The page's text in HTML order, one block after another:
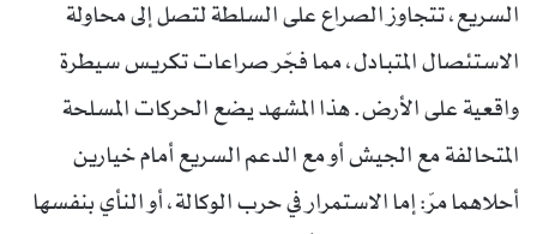
السريع، تتجاوز الصراع على السلطة لتصل إلى محاولة
الاستئصال المتبادل، مما فجّر صراعات تكريس سيطرة
واقعية على الأرض. هذا المشهد يضع الحركات المسلحة
المتحالفة مع الجيش أو مع الدعم السريع أمام خيارين
أحلاهما مرّ: إما الاستمرار في حرب الوكالة، أو النأي بنفسها